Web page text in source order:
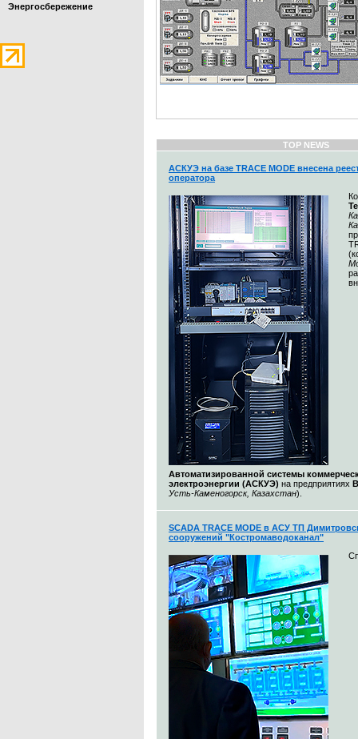
Энергосбережение
TOP NEWS
АСКУЭ на базе TRACE MODE внесена
оператора
Автоматизированной системы
электроэнергии (АСКУЭ) на предприятиях
Усть-Каменогорск, Казахстан).
SCADA TRACE MODE в АСУ ТП
сооружений "Костромаводоканал"